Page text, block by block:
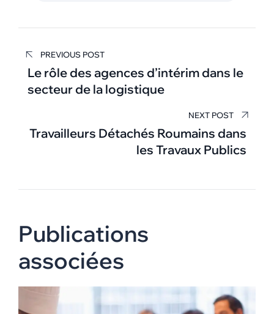
Navigation
de
l’article
PREVIOUS POST
Le rôle des agences d’intérim dans le
secteur de la logistique
NEXT POST
Travailleurs Détachés Roumains dans
les Travaux Publics
Publications
associées